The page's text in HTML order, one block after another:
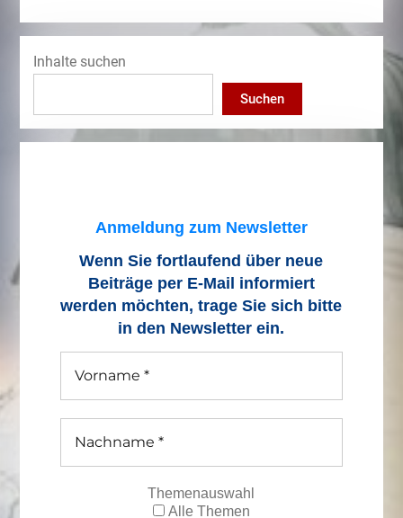
Inhalte suchen
Suchen
Anmeldung zum Newsletter
Wenn Sie fortlaufend über neue
Beiträge per E-Mail informiert
werden möchten, trage Sie sich bitte
in den Newsletter ein.
Themenauswahl
Alle Themen